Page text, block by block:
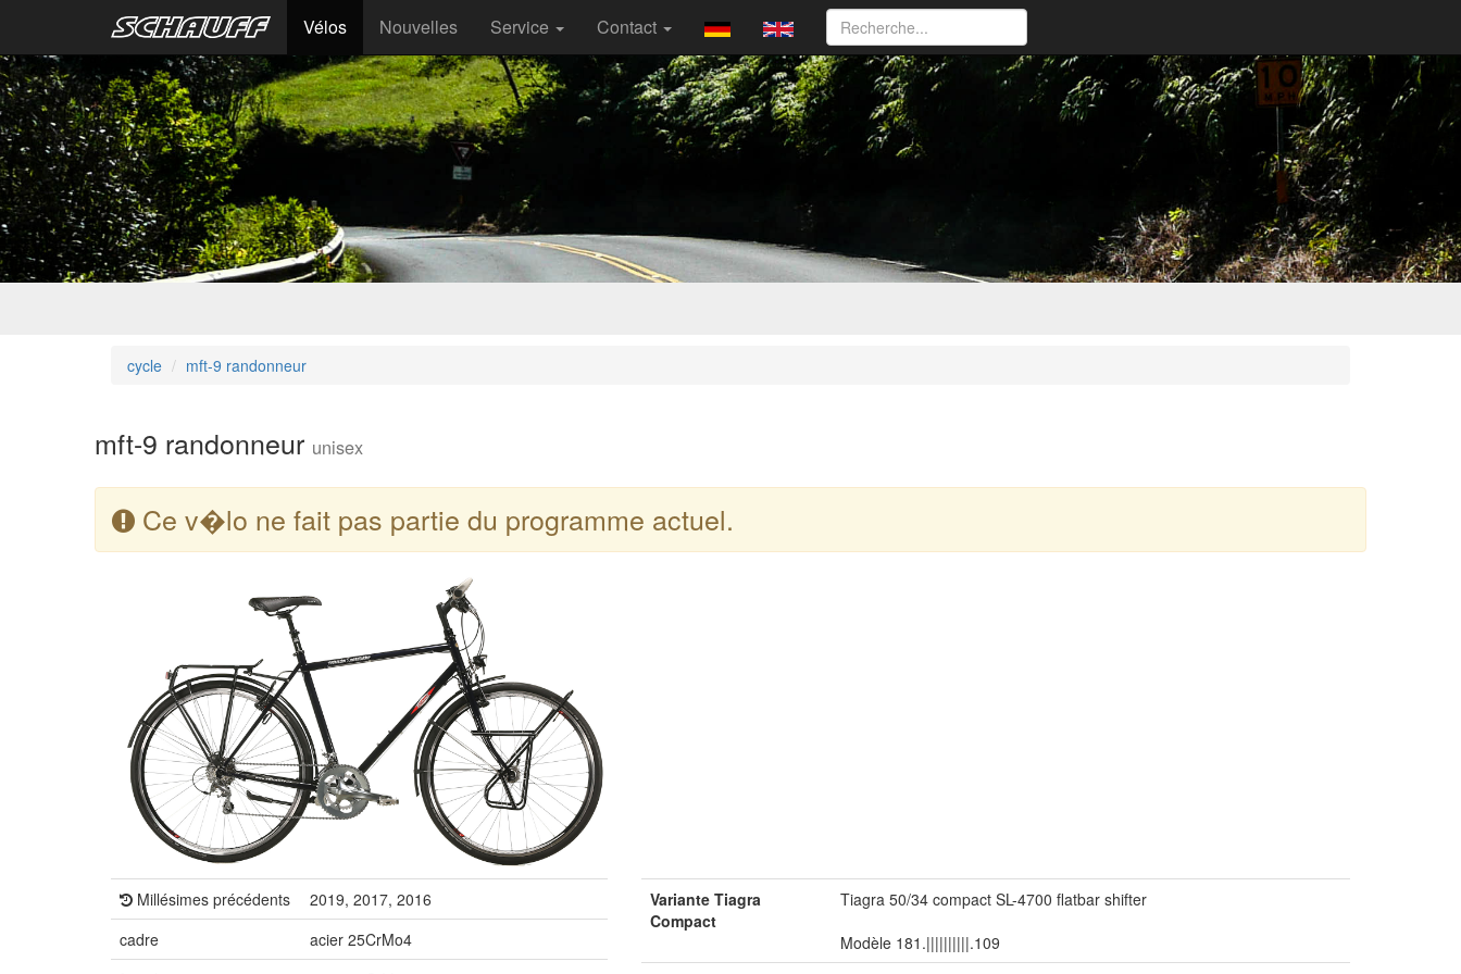
Vélos Nouvelles Service Contact
cycle mft-9 randonneur
mft-9 randonneur unisex
Ce v�lo ne fait pas partie du programme actuel.
Millésimes précédents
2019, 2017, 2016
cadre
acier 25CrMo4
Variante Tiagra
Compact
Tiagra 50/34 compact SL-4700 flatbar shifter
Modèle 181.||||||||||.109